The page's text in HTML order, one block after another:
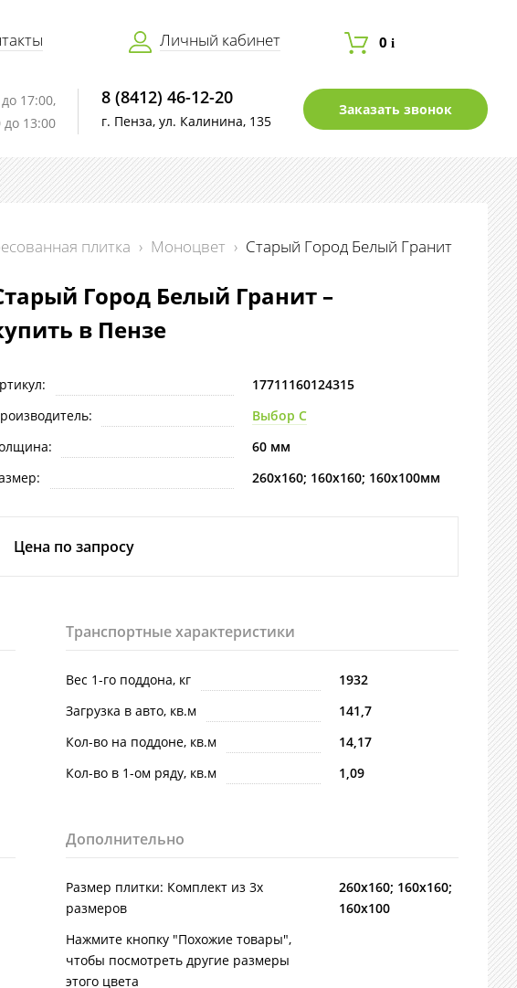
Личный кабинет 0i
17:00,
до 13:00
8 (8412) 46-12-20
г. Пенза, ул. Калинина, 135
Заказать звонок
плитка › Моноцвет › Старый Город Белый Гранит
Город Белый Гранит –
в Пензе
17711160124315
Выбор С
60 мм
260х160; 160х160; 160х100мм
Цена по запросу
Транспортные характеристики
Вес 1-го поддона, кг
1932
Загрузка в авто, кв.м
141,7
Кол-во на поддоне, кв.м
14,17
Кол-во в 1-ом ряду, кв.м
1,09
Дополнительно
Размер плитки: Комплект из 3х
размеров
260х160; 160х160;
160х100
Нажмите кнопку "Похожие товары",
чтобы посмотреть другие размеры
этого цвета